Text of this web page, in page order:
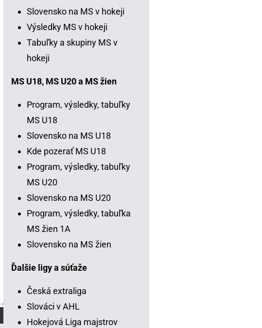
Slovensko na MS v hokeji
Výsledky MS v hokeji
Tabuľky a skupiny MS v
hokeji
MS U18, MS U20 a MS žien
Program, výsledky, tabuľky
MS U18
Slovensko na MS U18
Kde pozerať MS U18
Program, výsledky, tabuľky
MS U20
Slovensko na MS U20
Program, výsledky, tabuľka
MS žien 1A
Slovensko na MS žien
Ďalšie ligy a súťaže
Česká extraliga
Slováci v AHL
Hokejová Liga majstrov